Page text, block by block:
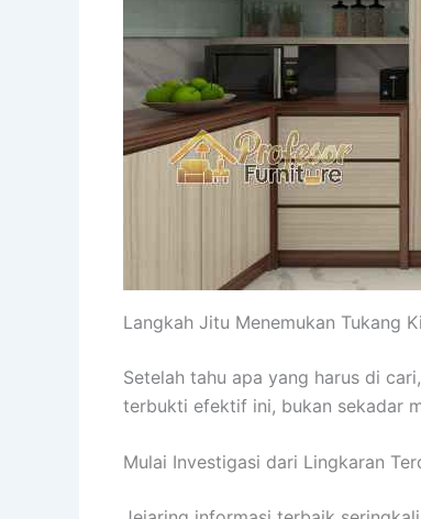
Langkah Jitu Menemukan Tukang
Setelah tahu apa yang harus di
terbukti efektif ini, bukan sekadar
Mulai Investigasi dari Lingkaran